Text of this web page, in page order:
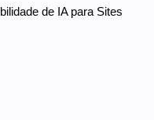
de IA para Sites